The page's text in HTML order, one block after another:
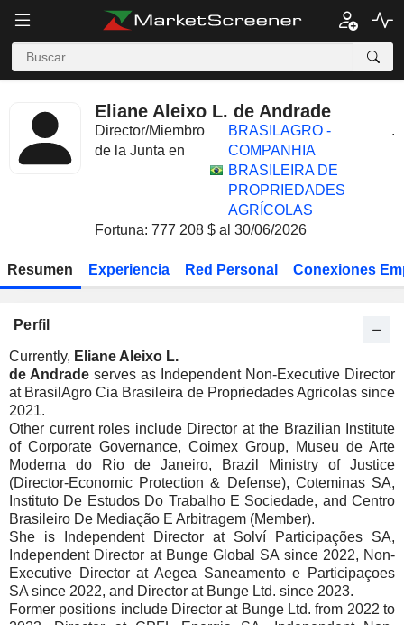
Eliane Aleixo L. de Andrade
Director/Miembro
de la Junta en
BRASILAGRO -
COMPANHIA
BRASILEIRA DE
PROPRIEDADES
AGRÍCOLAS
.
Fortuna: 777 208 $ al 30/06/2026
Resumen Experiencia Red Personal Conexiones
Perfil
Currently, Eliane Aleixo L.
de Andrade serves as Independent Non-Executive Director
at BrasilAgro Cia Brasileira de Propriedades Agricolas since
2021.
Other current roles include Director at the Brazilian Institute
of Corporate Governance, Coimex Group, Museu de Arte
Moderna do Rio de Janeiro, Brazil Ministry of Justice
(Director-Economic Protection & Defense), Coteminas SA,
Instituto De Estudos Do Trabalho E Sociedade, and Centro
Brasileiro De Mediação E Arbitragem (Member).
She is Independent Director at Solví Participações SA,
Independent Director at Bunge Global SA since 2022, Non-
Executive Director at Aegea Saneamento e Participaçoes
SA since 2022, and Director at Bunge Ltd. since 2023.
Former positions include Director at Bunge Ltd. from 2022 to